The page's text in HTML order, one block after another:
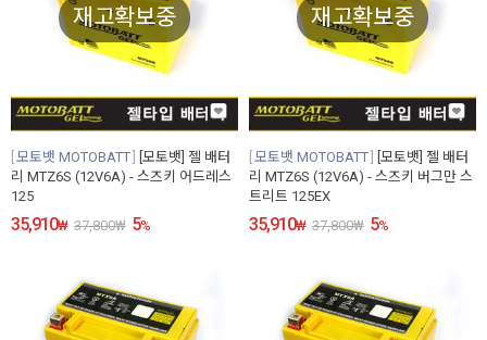
재고확보중
모토뱃 MOTOBATT
[모토뱃] 젤 배터
리 MTZ6S (12V6A) - 스즈키 어드레스
125
35,910₩ 37,800₩ 5%
재고확보중
모토뱃 MOTOBATT
[모토뱃] 젤 배터
리 MTZ6S (12V6A) - 스즈키 버그만 스
트리트 125EX
35,910₩ 37,800₩ 5%